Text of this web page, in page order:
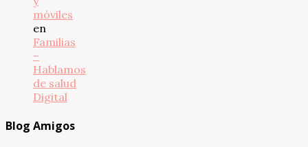
móviles
en
Familias
–
Hablamos
de salud
Digital
Blog Amigos